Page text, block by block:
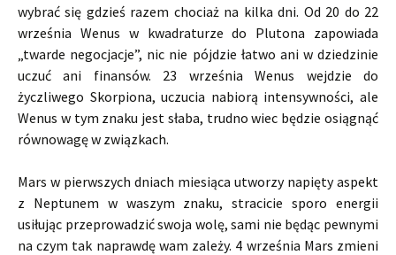
wybrać się gdzieś razem chociaż na kilka dni. Od 20 do 22
września Wenus w kwadraturze do Plutona zapowiada
„twarde negocjacje”, nic nie pójdzie łatwo ani w dziedzinie
uczuć ani finansów. 23 września Wenus wejdzie do
życzliwego Skorpiona, uczucia nabiorą intensywności, ale
Wenus w tym znaku jest słaba, trudno wiec będzie osiągnąć
równowagę w związkach.
Mars w pierwszych dniach miesiąca utworzy napięty aspekt
z Neptunem w waszym znaku, stracicie sporo energii
usiłując przeprowadzić swoja wolę, sami nie będąc pewnymi
na czym tak naprawdę wam zależy. 4 września Mars zmieni